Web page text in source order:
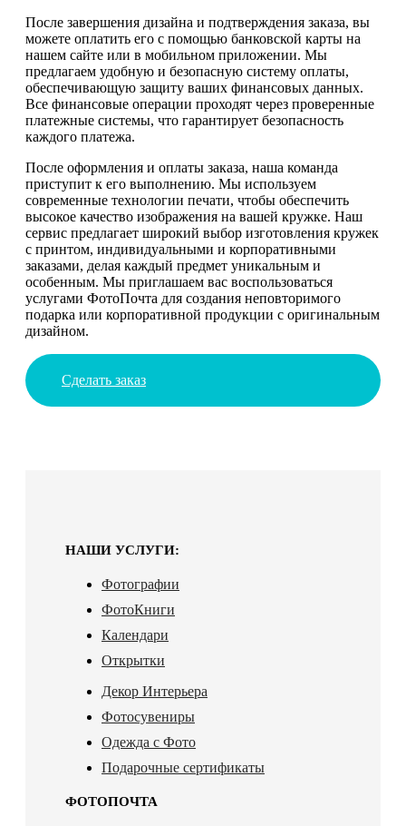
После завершения дизайна и подтверждения заказа, вы
можете оплатить его с помощью банковской карты на
нашем сайте или в мобильном приложении. Мы
предлагаем удобную и безопасную систему оплаты,
обеспечивающую защиту ваших финансовых данных.
Все финансовые операции проходят через проверенные
платежные системы, что гарантирует безопасность
каждого платежа.
После оформления и оплаты заказа, наша команда
приступит к его выполнению. Мы используем
современные технологии печати, чтобы обеспечить
высокое качество изображения на вашей кружке. Наш
сервис предлагает широкий выбор изготовления кружек
с принтом, индивидуальными и корпоративными
заказами, делая каждый предмет уникальным и
особенным. Мы приглашаем вас воспользоваться
услугами ФотоПочта для создания неповторимого
подарка или корпоративной продукции с оригинальным
дизайном.
Сделать заказ
НАШИ УСЛУГИ:
Фотографии
ФотоКниги
Календари
Открытки
Декор Интерьера
Фотосувениры
Одежда с Фото
Подарочные сертификаты
ФОТОПОЧТА